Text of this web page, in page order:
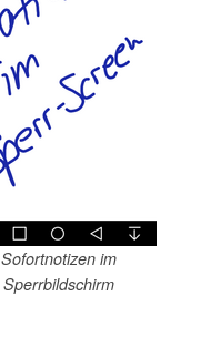
Sofortnotizen im
Sperrbildschirm